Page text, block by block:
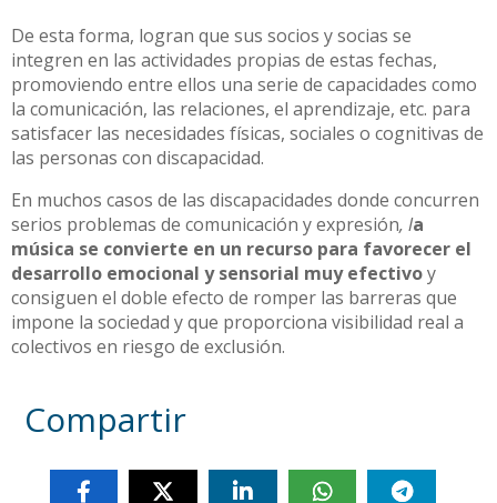
De esta forma, logran que sus socios y socias se
integren en las actividades propias de estas fechas,
promoviendo entre ellos una serie de capacidades como
la comunicación, las relaciones, el aprendizaje, etc. para
satisfacer las necesidades físicas, sociales o cognitivas de
las personas con discapacidad.
En muchos casos de las discapacidades donde concurren
serios problemas de comunicación y expresión, la
música se convierte en un recurso para favorecer el
desarrollo emocional y sensorial muy efectivoy
consiguen el doble efecto de romper las barreras que
impone la sociedad y que proporciona visibilidad real a
colectivos en riesgo de exclusión.
Compartir